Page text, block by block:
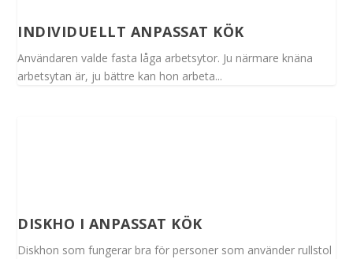
INDIVIDUELLT ANPASSAT KÖK
Användaren valde fasta låga arbetsytor. Ju närmare knäna
arbetsytan är, ju bättre kan hon arbeta...
DISKHO I ANPASSAT KÖK
Diskhon som fungerar bra för personer som använder rullstol